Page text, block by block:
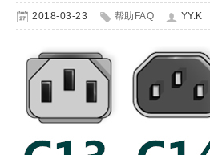
2018-03-23 帮助FAQ YY.K